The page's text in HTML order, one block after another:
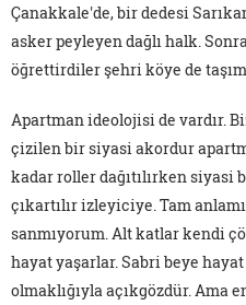
Çanakkale'de, bir dedesi
asker peyleyen dağlı halk.
öğrettirdiler şehri köye de
Apartman ideolojisi de vardır.
çizilen bir siyasi akordur
kadar roller dağıtılırken siyasi
çıkartılır izleyiciye. Tam
sanmıyorum. Alt katlar kendi
hayat yaşarlar. Sabri beye hayat
olmaklığıyla açıkgözdür. Ama